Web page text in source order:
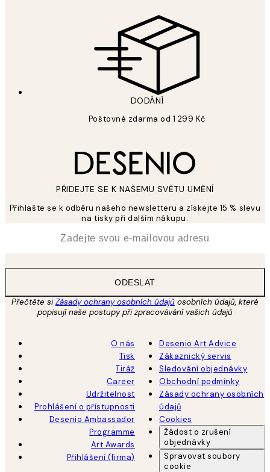
DODÁNÍ
Poštovné zdarma od 1 299 Kč
PŘIDEJTE SE K NAŠEMU SVĚTU UMĚNÍ
Přihlašte se k odběru našeho newsletteru a získejte 15 % slevu
na tisky při dalším nákupu.
ODESLAT
Přečtěte siZásady ochrany osobních údajů osobních údajů, které
popisují naše postupy při zpracovávání vašich údajů
O nás
Tisk
Tiráž
Career
Udržitelnost
Prohlášení o přístupnosti
Desenio Ambassador
Programme
Art Awards
Přihlášení (firma)
Desenio Art Advice
Zákaznický servis
Sledování objednávky
Obchodní podmínky
Zásady ochrany osobních
údajů
Cookies
Žádost o zrušení
objednávky
Spravovat soubory
cookie